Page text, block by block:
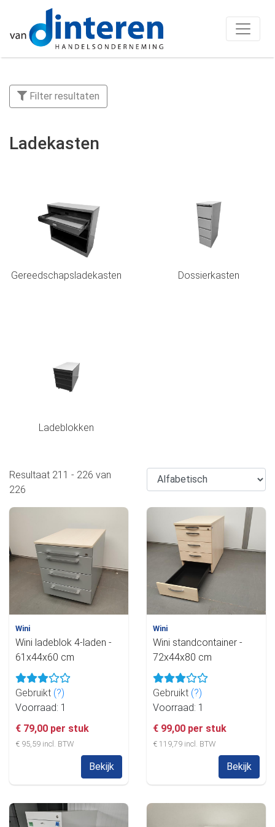
Filter resultaten
Ladekasten
Gereedschapsladekasten Dossierkasten
Ladeblokken
Resultaat 211 - 226 van
226
Wini
Wini ladeblok 4-laden -
61x44x60 cm
Gebruikt (?)
Voorraad: 1
€ 79,00 per stuk
€ 95,59 incl. BTW
Bekijk
Wini
Wini standcontainer -
72x44x80 cm
Gebruikt (?)
Voorraad: 1
€ 99,00 per stuk
€ 119,79 incl. BTW
Bekijk